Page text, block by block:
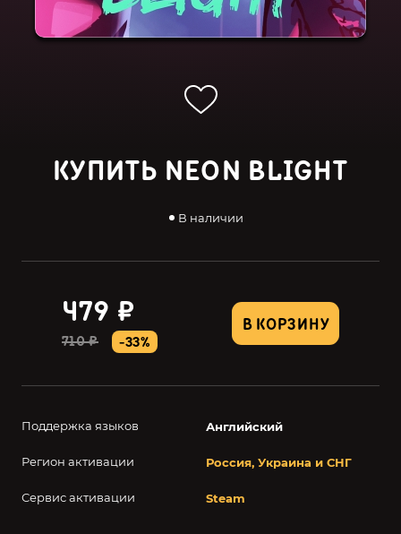
КУПИТЬ NEON BLIGHT
В наличии
В КОРЗИНУ
479 ₽
710 ₽ -33%
Поддержка языков Английский
Регион активации Россия, Украина и СНГ
Сервис активации Steam